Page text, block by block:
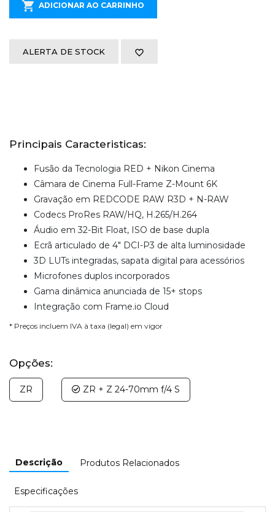
ADICIONAR AO CARRINHO
ALERTA DE STOCK
Principais Caracteristicas:
Fusão da Tecnologia RED + Nikon Cinema
Câmara de Cinema Full-Frame Z-Mount 6K
Gravação em REDCODE RAW R3D + N-RAW
Codecs ProRes RAW/HQ, H.265/H.264
Áudio em 32-Bit Float, ISO de base dupla
Ecrã articulado de 4" DCI-P3 de alta luminosidade
3D LUTs integradas, sapata digital para acessórios
Microfones duplos incorporados
Gama dinâmica anunciada de 15+ stops
Integração com Frame.io Cloud
* Preços incluem IVA à taxa (legal) em vigor
Opções:
ZR ZR + Z 24-70mm f/4 S
Descrição Produtos Relacionados
Especificações